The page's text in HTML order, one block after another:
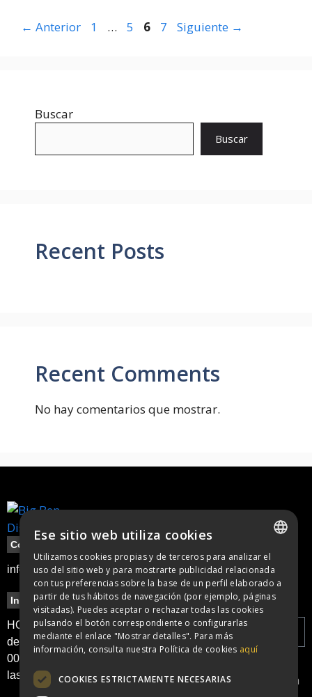
← Anterior 1 … 5 6 7 Siguiente →
Buscar
Buscar
Recent Posts
Recent Comments
No hay comentarios que mostrar.
Contacte
info@bigbendisco.com
Información
HORARIO: apertura
de puertas a las
00:00h y cierre a
las 6:00h
Legal
Política de
cookies
privacidad
Newsletter
acepto la
Política
SPANISH
CATALAN
Ese sitio web utiliza cookies
Utilizamos cookies propias y de terceros para analizar el
uso del sitio web y para mostrarte publicidad relacionada
con tus preferencias sobre la base de un perfil elaborado a
partir de tus hábitos de navegación (por ejemplo, páginas
visitadas). Puedes aceptar o rechazar todas las cookies
pulsando el botón correspondiente o configurarlas
mediante el enlace "Mostrar detalles". Para más
información, consulta nuestra Política de cookies aquí
COOKIES ESTRICTAMENTE NECESARIAS